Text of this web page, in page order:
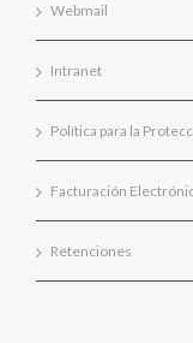
Webmail
Intranet
Política para la
Facturación
Retenciones